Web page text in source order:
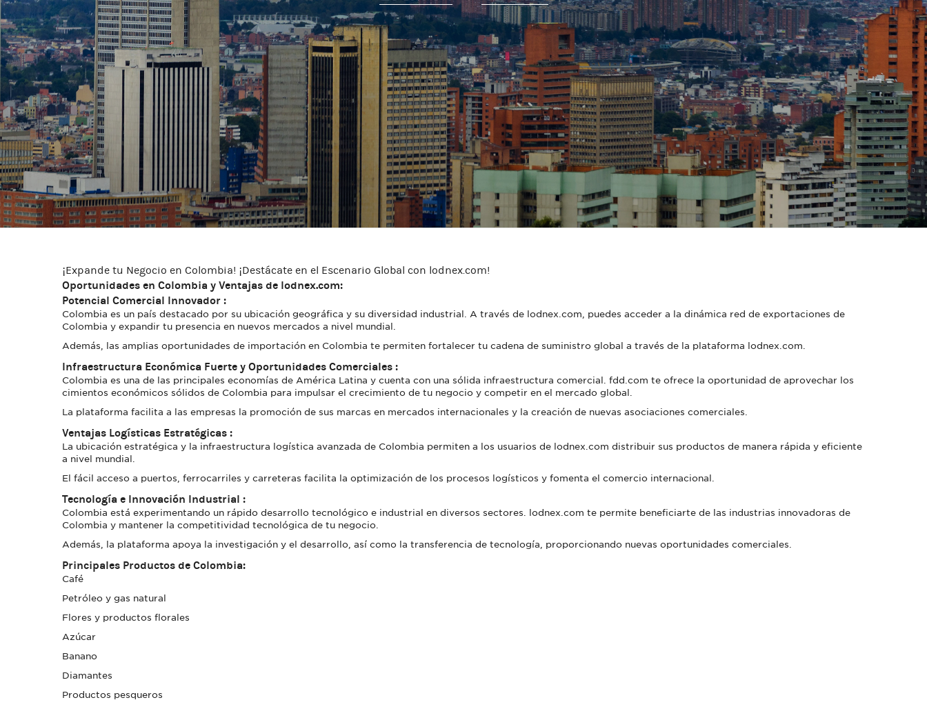
¡Expande tu Negocio en Colombia! ¡Destácate en el Escenario Global con lodnex.com!
Oportunidades en Colombia y Ventajas de lodnex.com:
Potencial Comercial Innovador :
Colombia es un país destacado por su ubicación geográfica y su diversidad industrial. A través de lodnex.com, puedes acceder a la dinámica red de exportaciones de
Colombia y expandir tu presencia en nuevos mercados a nivel mundial.
Además, las amplias oportunidades de importación en Colombia te permiten fortalecer tu cadena de suministro global a través de la plataforma lodnex.com.
Infraestructura Económica Fuerte y Oportunidades Comerciales :
Colombia es una de las principales economías de América Latina y cuenta con una sólida infraestructura comercial. fdd.com te ofrece la oportunidad de aprovechar los
cimientos económicos sólidos de Colombia para impulsar el crecimiento de tu negocio y competir en el mercado global.
La plataforma facilita a las empresas la promoción de sus marcas en mercados internacionales y la creación de nuevas asociaciones comerciales.
Ventajas Logísticas Estratégicas :
La ubicación estratégica y la infraestructura logística avanzada de Colombia permiten a los usuarios de lodnex.com distribuir sus productos de manera rápida y eficiente
a nivel mundial.
El fácil acceso a puertos, ferrocarriles y carreteras facilita la optimización de los procesos logísticos y fomenta el comercio internacional.
Tecnología e Innovación Industrial :
Colombia está experimentando un rápido desarrollo tecnológico e industrial en diversos sectores. lodnex.com te permite beneficiarte de las industrias innovadoras de
Colombia y mantener la competitividad tecnológica de tu negocio.
Además, la plataforma apoya la investigación y el desarrollo, así como la transferencia de tecnología, proporcionando nuevas oportunidades comerciales.
Principales Productos de Colombia:
Café
Petróleo y gas natural
Flores y productos florales
Azúcar
Banano
Diamantes
Productos pesqueros